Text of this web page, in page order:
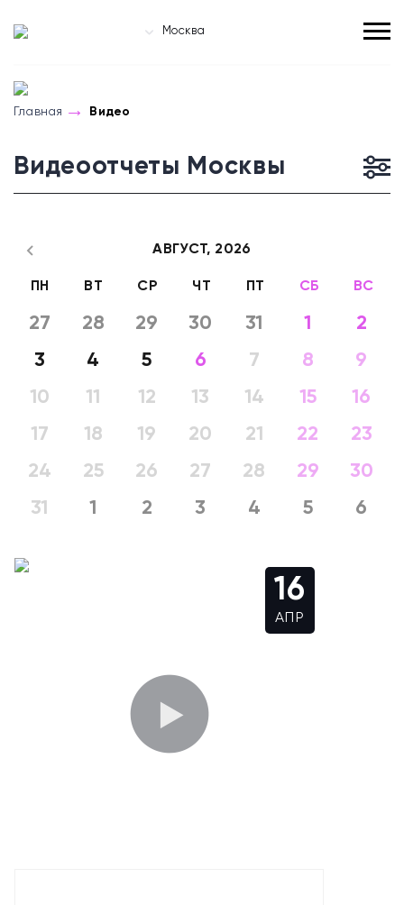
Москва
Главная Видео
Видеоотчеты Москвы
АВГУСТ, 2026
ПН ВТ СР ЧТ ПТ СБ ВС
27 28 29 30 31 1
2
3
4 5 6 7 8
9
10
11 12 13 14 15
16
17
18 19 20 21 22
23
24
25 26 27 28 29
30
31
1 2 3 4 5 6
16
АПР